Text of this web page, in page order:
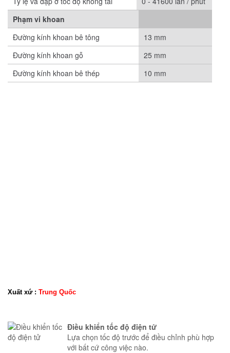
Phạm vi khoan
Đường kính khoan bê tông
13 mm
Đường kính khoan gỗ
25 mm
Đường kính khoan bê thép
10 mm
Xuất xứ : Trung Quốc
Điều khiển tốc độ điện tử
Lựa chọn tốc độ trước để điều chỉnh phù hợp
với bất cứ công việc nào.